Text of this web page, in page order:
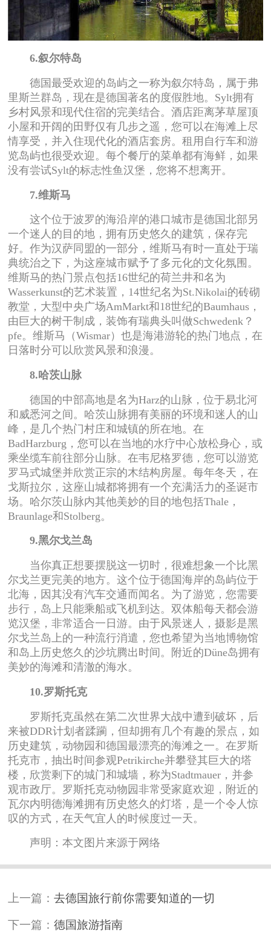
6.叙尔特岛
德国最受欢迎的岛屿之一称为叙尔特岛，属于弗
里斯兰群岛，现在是德国著名的度假胜地。Sylt拥有
乡村风景和现代住宿的完美结合。酒店距离茅草屋顶
小屋和开阔的田野仅有几步之遥，您可以在海滩上尽
情享受，并入住现代化的酒店套房。租用自行车和游
览岛屿也很受欢迎。每个餐厅的菜单都有海鲜，如果
没有尝试Sylt的标志性鱼汉堡，您将不想离开。
7.维斯马
这个位于波罗的海沿岸的港口城市是德国北部另
一个迷人的目的地，拥有历史悠久的建筑，保存完
好。作为汉萨同盟的一部分，维斯马有时一直处于瑞
典统治之下，为这座城市赋予了多元化的文化氛围。
维斯马的热门景点包括16世纪的荷兰井和名为
Wasserkunst的艺术装置，14世纪名为St.Nikolai的砖砌
教堂，大型中央广场AmMarkt和18世纪的Baumhaus，
由巨大的树干制成，装饰有瑞典头叫做Schwedenk？
pfe。维斯马（Wismar）也是海港游轮的热门地点，在
日落时分可以欣赏风景和浪漫。
8.哈茨山脉
德国的中部高地是名为Harz的山脉，位于易北河
和威悉河之间。哈茨山脉拥有美丽的环境和迷人的山
峰，是几个热门村庄和城镇的所在地。在
BadHarzburg，您可以在当地的水疗中心放松身心，或
乘坐缆车前往部分山脉。在韦尼格罗德，您可以游览
罗马式城堡并欣赏正宗的木结构房屋。每年冬天，在
戈斯拉尔，这座山城都将拥有一个充满活力的圣诞市
场。哈尔茨山脉内其他美妙的目的地包括Thale，
Braunlage和Stolberg。
9.黑尔戈兰岛
当你真正想要摆脱这一切时，很难想象一个比黑
尔戈兰更完美的地方。这个位于德国海岸的岛屿位于
北海，因其没有汽车交通而闻名。为了游览，您需要
步行，岛上只能乘船或飞机到达。双体船每天都会游
览汉堡，非常适合一日游。由于风景迷人，摄影是黑
尔戈兰岛上的一种流行消遣，您也希望为当地博物馆
和岛上历史悠久的沙坑腾出时间。附近的Düne岛拥有
美妙的海滩和清澈的海水。
10.罗斯托克
罗斯托克虽然在第二次世界大战中遭到破坏，后
来被DDR计划者蹂躏，但却拥有几个有趣的景点，如
历史建筑，动物园和德国最漂亮的海滩之一。在罗斯
托克市，抽出时间参观Petrikirche并攀登其巨大的塔
楼，欣赏剩下的城门和城墙，称为Stadtmauer，并参
观市政厅。罗斯托克动物园非常受家庭欢迎，附近的
瓦尔内明德海滩拥有历史悠久的灯塔，是一个令人惊
叹的方式，在天气宜人的时候度过一天。
声明：本文图片来源于网络
上一篇：去德国旅行前你需要知道的一切
下一篇：德国旅游指南